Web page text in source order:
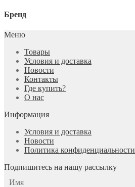
Бренд
Меню
Товары
Условия и доставка
Новости
Контакты
Где купить?
О нас
Информация
Условия и доставка
Новости
Политика конфиденциальности
Подпишитесь на нашу рассылку
Имя